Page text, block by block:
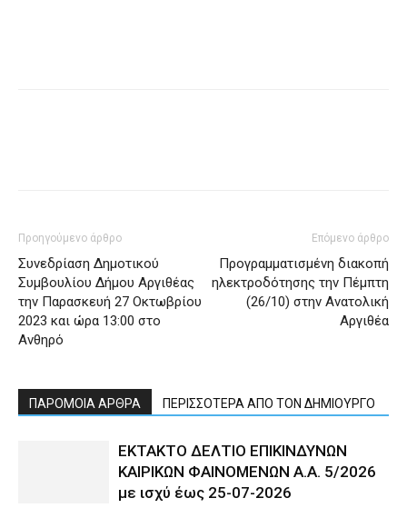
Προηγούμενο άρθρο
Συνεδρίαση Δημοτικού
Συμβουλίου Δήμου Αργιθέας
την Παρασκευή 27 Οκτωβρίου
2023 και ώρα 13:00 στο
Ανθηρό
Επόμενο άρθρο
Προγραμματισμένη διακοπή
ηλεκτροδότησης την Πέμπτη
(26/10) στην Ανατολική
Αργιθέα
ΠΑΡΟΜΟΙΑ ΑΡΘΡΑ ΠΕΡΙΣΣΟΤΕΡΑ ΑΠΟ ΤΟΝ ΔΗΜΙΟΥΡΓΟ
ΕΚΤΑΚΤΟ ΔΕΛΤΙΟ ΕΠΙΚΙΝΔΥΝΩΝ
ΚΑΙΡΙΚΩΝ ΦΑΙΝΟΜΕΝΩΝ Α.Α. 5/2026
με ισχύ έως 25-07-2026